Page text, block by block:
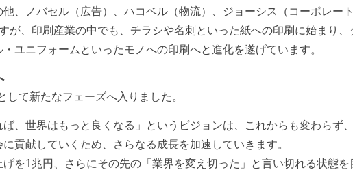
、ノバセル（広告）、ハコベル（物流）、ジョーシス（コーポレー
が、印刷産業の中でも、チラシや名刺といった紙への印刷に始まり、
ユニフォームといったモノへの印刷へと進化を遂げています。
て新たなフェーズへ入りました。
、世界はもっと良くなる」というビジョンは、これからも変わらず
貢献していくため、さらなる成長を加速していきます。
を1兆円、さらにその先の「業界を変え切った」と言い切れる状態を